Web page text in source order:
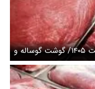
قیمت گوشت قرمز امروز ۲۶ اردیبهشت ۱۴۰۵/ گوشت گوساله و